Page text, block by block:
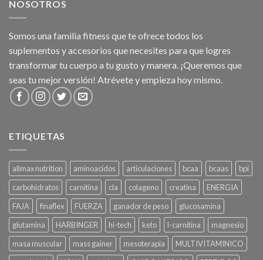
NOSOTROS
Somos una familia fitness que te ofrece todos los
suplementos y accesorios que necesites para que logres
transformar tu cuerpo a tu gusto y manera. ¡Queremos que
seas tu mejor versión! Atrévete y empieza hoy mismo.
ETIQUETAS
allmax nutrition aminoacidos articulaciones bcaa bcaas
bpi
carbohidratos
carnitina cla colageno creatina
ENERGIA
FAJA
finaflex FUERZA ganador de peso
glucosamina
glutamina
HARBINGER hi-tech keto l-carnitina
magnesio
masa muscular
mass gainer mesoterapia
MULTIVITAMINICO